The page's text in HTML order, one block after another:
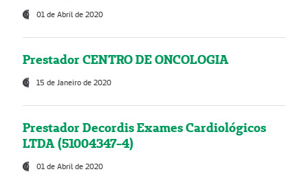
01 de Abril de 2020
Prestador CENTRO DE ONCOLOGIA
15 de Janeiro de 2020
Prestador Decordis Exames Cardiológicos
LTDA (51004347-4)
01 de Abril de 2020